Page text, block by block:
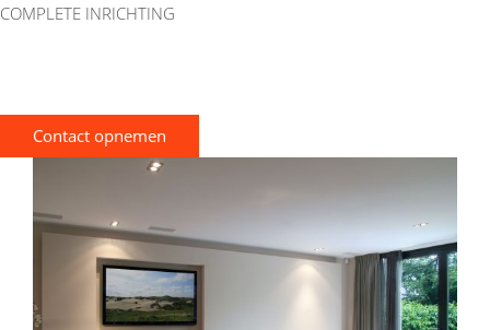
COMPLETE INRICHTING
Contact opnemen